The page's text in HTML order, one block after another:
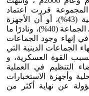
قررت اعتماد
اللاعنف والانضمام إلى العملية السياسية (43%)، أو أن الأجهزة
الأمية اعتقلت أو قتلت أعضاء بارزين في الجماعة (40%)، ونادرًا ما
إنهاء وجود الجماعات
انتهاء الجماعات الدينية التي
فقط انتهت بسبب القوة العسكرية، و
التنظيم في العملية
وأجهزة الاستخبارات
عن نهاية أكثر من